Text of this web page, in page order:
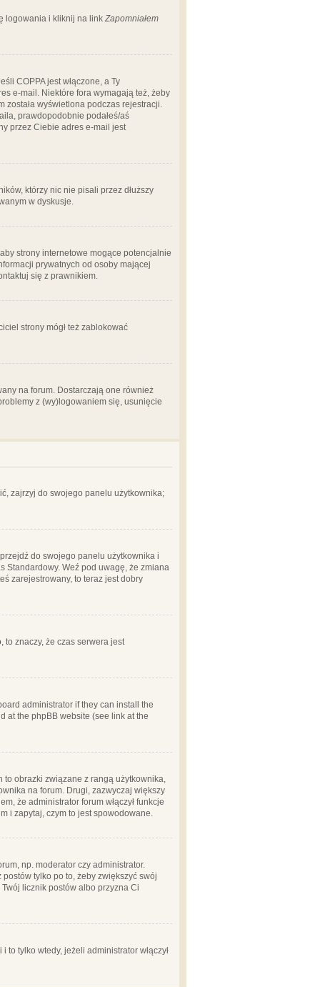
logowania i kliknij na link Zapomniałem
COPPA jest włączone, a Ty
e-mail. Niektóre fora wymagają też, żeby
została wyświetlona podczas rejestracji.
prawdopodobnie podałeś/aś
przez Ciebie adres e-mail jest
którzy nic nie pisali przez dłuższy
w dyskusje.
strony internetowe mogące potencjalnie
prywatnych od osoby mającej
się z prawnikiem.
strony mógł też zablokować
na forum. Dostarczają one również
z (wy)logowaniem się, usunięcie
zajrzyj do swojego panelu użytkownika;
do swojego panelu użytkownika i
Standardowy. Weź pod uwagę, że zmiana
zarejestrowany, to teraz jest dobry
to znaczy, że czas serwera jest
administrator if they can install the
at the phpBB website (see link at the
to obrazki związane z rangą użytkownika,
na forum. Drugi, zazwyczaj większy
że administrator forum włączył funkcje
i zapytaj, czym to jest spowodowane.
np. moderator czy administrator.
tylko po to, żeby zwiększyć swój
licznik postów albo przyzna Ci
tylko wtedy, jeżeli administrator włączył